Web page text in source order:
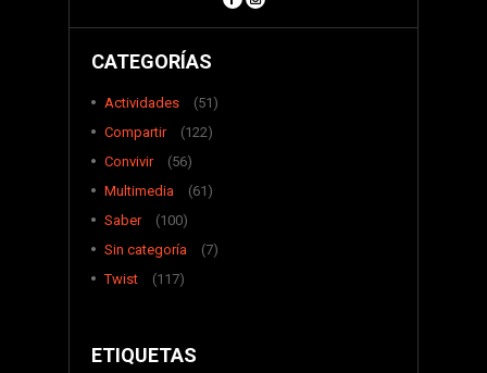
CATEGORÍAS
Actividades
(51)
Compartir
(122)
Convivir
(56)
Multimedia
(61)
Saber
(100)
Sin categoría
(7)
Twist
(117)
ETIQUETAS